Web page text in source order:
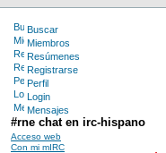
Buscar
Miembros
Resúmenes
Registrarse
Perfil
Login
Mensajes
#rne chat en irc-hispano
Acceso web
Con mi mIRC